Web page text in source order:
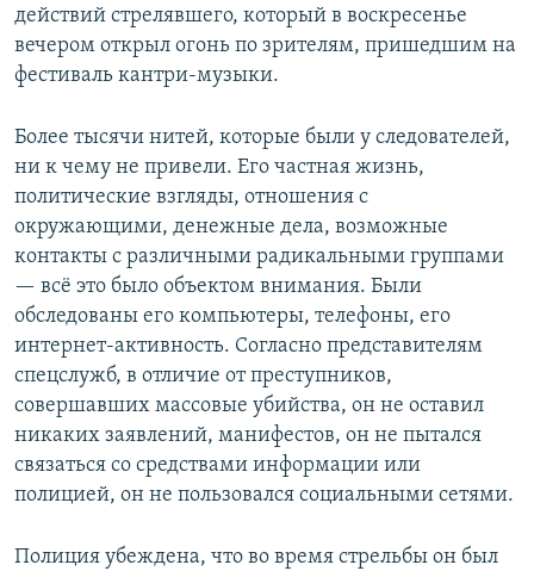
действий стрелявшего, который в воскресенье
вечером открыл огонь по зрителям, пришедшим на
фестиваль кантри-музыки.
Более тысячи нитей, которые были у следователей,
ни к чему не привели. Его частная жизнь,
политические взгляды, отношения с
окружающими, денежные дела, возможные
контакты с различными радикальными группами
— всё это было объектом внимания. Были
обследованы его компьютеры, телефоны, его
интернет-активность. Согласно представителям
спецслужб, в отличие от преступников,
совершавших массовые убийства, он не оставил
никаких заявлений, манифестов, он не пытался
связаться со средствами информации или
полицией, он не пользовался социальными сетями.
Полиция убеждена, что во время стрельбы он был